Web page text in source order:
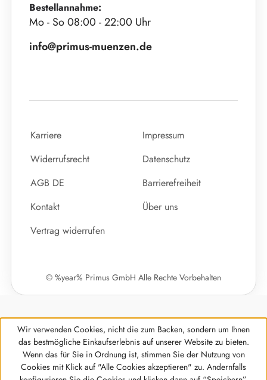
Bestellannahme:
Mo - So 08:00 - 22:00 Uhr
info@primus-muenzen.de
Karriere
Impressum
Widerrufsrecht
Datenschutz
AGB DE
Barrierefreiheit
Kontakt
Über uns
Vertrag widerrufen
© %year% Primus GmbH Alle Rechte Vorbehalten
Werkzeugleiste anzeigen
Wir verwenden Cookies, nicht die zum Backen, sondern um Ihnen
das bestmögliche Einkaufserlebnis auf unserer Website zu bieten.
Wenn das für Sie in Ordnung ist, stimmen Sie der Nutzung von
Cookies mit Klick auf "Alle Cookies akzeptieren" zu. Andernfalls